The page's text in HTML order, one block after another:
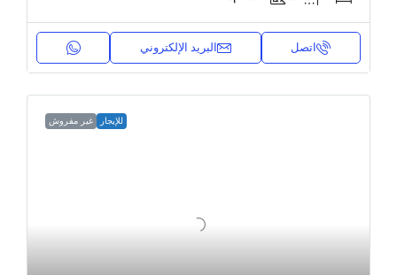
اتصل البريد الإلكتروني
للإيجار غير مفروش